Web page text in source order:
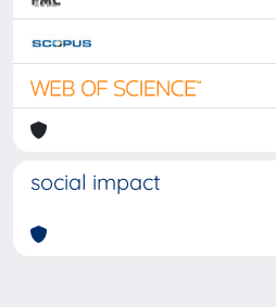
social impact